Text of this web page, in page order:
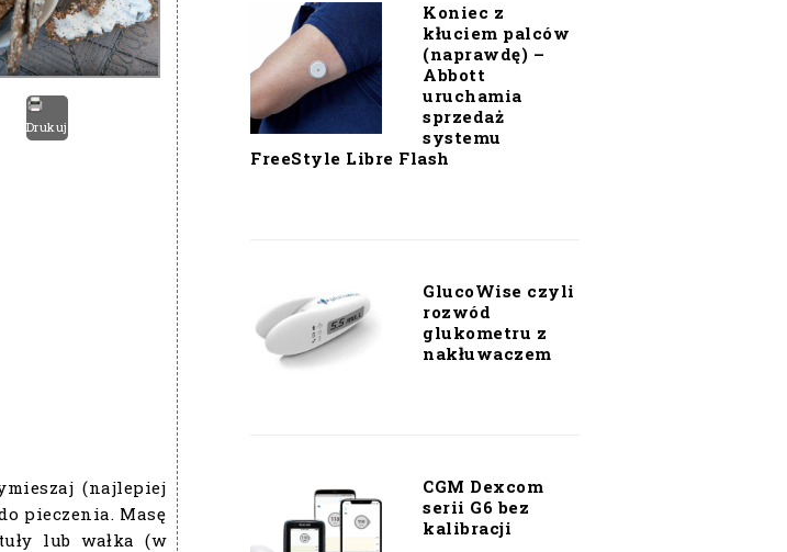
Drukuj
(najlepiej
pieczenia. Masę
lub wałka (w
Koniec z
kłuciem palców
(naprawdę) –
Abbott
uruchamia
sprzedaż
systemu
FreeStyle Libre Flash
GlucoWise czyli
rozwód
glukometru z
nakłuwaczem
CGM Dexcom
serii G6 bez
kalibracji